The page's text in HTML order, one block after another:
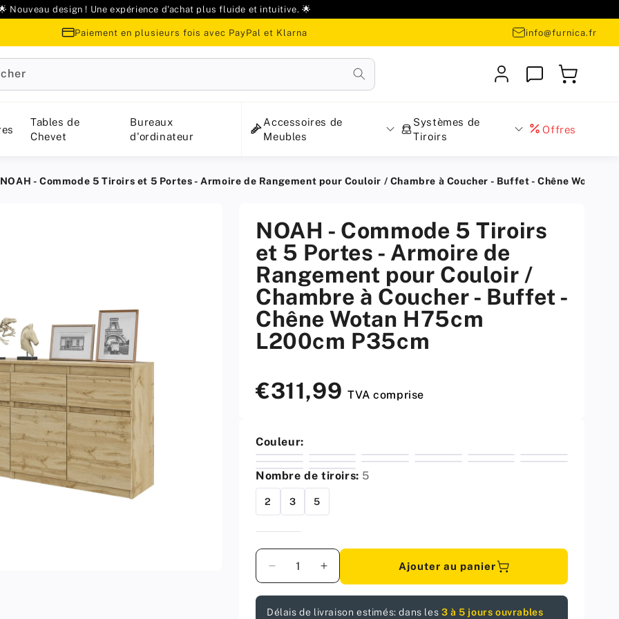
Nouveau design ! Une expérience d'achat plus fluide et intuitive. 🌟
Paiement en plusieurs fois avec PayPal et Klarna info@furnica.fr
connecter
Panier
Tables de
Chevet
Bureaux
d'ordinateur
Accessoires de
Meubles
Systèmes de
Tiroirs
Offres
NOAH - Commode 5 Tiroirs et 5 Portes - Armoire de Rangement pour Couloir / Chambre à Coucher - Buffet - Chêne Wotan
NOAH - Commode 5 Tiroirs
et 5 Portes - Armoire de
Rangement pour Couloir /
Chambre à Coucher - Buffet -
Chêne Wotan H75cm
L200cm P35cm
Prix
standard
€311,99 TVA comprise
Couleur:
Nombre de tiroirs: 5
2 3 5
Quantité
Diminuer
la
pour
Augmenter
la
pour
Ajouter au panier
Délais de livraison estimés: dans les 3 à 5 jours ouvrables